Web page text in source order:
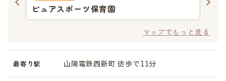
ピュアスポーツ保育園
マップでもっと見る
最寄り駅 山陽電鉄西新町 徒歩で11分